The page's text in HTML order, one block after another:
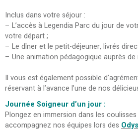
Inclus dans votre séjour :
– L’accès à Legendia Parc du jour de
votre départ ;
– Le dîner et le petit-déjeuner, livrés
– Une animation pédagogique auprès de
Il vous est également possible
réservant à l’avance l’une de nos
Journée Soigneur d’un jour :
Plongez en immersion dans les
accompagnez nos équipes lors des